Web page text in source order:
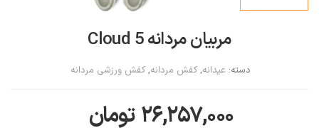
مربیان مردانه Cloud 5
دسته: عیدانه,کفش مردانه,کفش ورزشی مردانه
۲۶,۲۵۷,۰۰۰ تومان